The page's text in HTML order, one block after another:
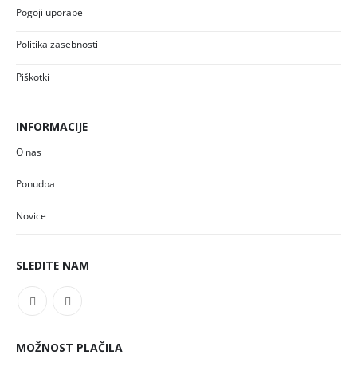
Pogoji uporabe
Politika zasebnosti
Piškotki
INFORMACIJE
O nas
Ponudba
Novice
SLEDITE NAM
MOŽNOST PLAČILA